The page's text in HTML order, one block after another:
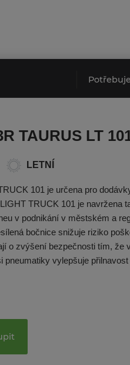
TAURUS LT
LETNÍ
101 je určena pro
TRUCK 101 je navržena
v podnikání v městském a
bočnice snižuje riziko
o zvýšení bezpečnosti tím, že
pneumatiky vylepšuje